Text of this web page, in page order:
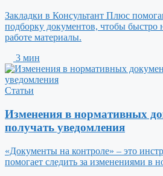
Закладки в Консультант Плюс
подборку документов, чтобы быстро
работе материалы.
3 мин
Статьи
Изменения в нормативных
получать уведомления
«Документы на контроле» – это
помогает следить за изменениями в